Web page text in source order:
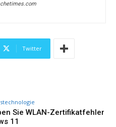
Twitter
Sie WLAN-Zertifikatfehler
11